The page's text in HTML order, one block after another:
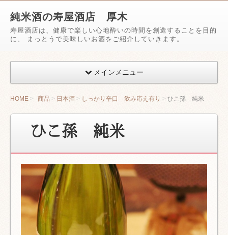
純米酒の寿屋酒店 厚木
寿屋酒店は、健康で楽しい心地酔いの時間を創造することを目的
に、 まっとうで美味しいお酒をご紹介していきます。
メインメニュー
HOME 商品 日本酒 しっかり辛口 飲み応え有り ひこ孫 純米
ひこ孫 純米